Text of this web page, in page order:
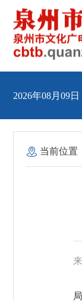
2026年08月09
当前位置